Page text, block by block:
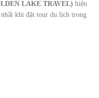
LAKE TRAVEL) hiện
khi đặt tour du lịch trong